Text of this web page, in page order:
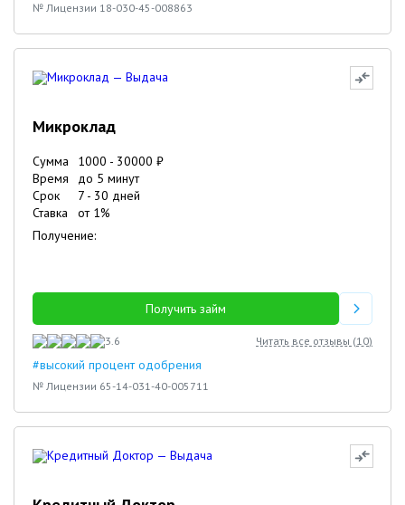
№ Лицензии 18-030-45-008863
Микроклад
Сумма 1000 - 30000 ₽
Время
до 5 минут
Срок
7 - 30 дней
Ставка
от 1%
Получение:
Получить займ
3.6 Читать все отзывы (10)
#высокий процент одобрения
№ Лицензии 65-14-031-40-005711